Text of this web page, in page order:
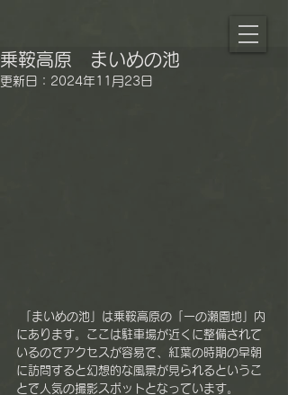
乗鞍高原 まいめの池
更新日： 2024年11月23日
にあります。ここは駐車場が近くに整備されて
いるのでアクセスが容易で、紅葉の時期の早朝
に訪問すると幻想的な風景が見られるというこ
とで人気の撮影スポットとなっています。